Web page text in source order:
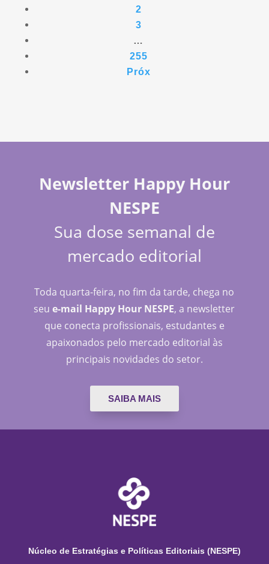
2
3
…
255
Próx
Newsletter Happy Hour
NESPE
Sua dose semanal de
mercado editorial
Toda quarta-feira, no fim da tarde, chega no
seue-mail Happy Hour NESPE, a newsletter
que conecta profissionais, estudantes e
apaixonados pelo mercado editorial às
principais novidades do setor.
SAIBA MAIS
Núcleo de Estratégias e Políticas Editoriais (NESPE)